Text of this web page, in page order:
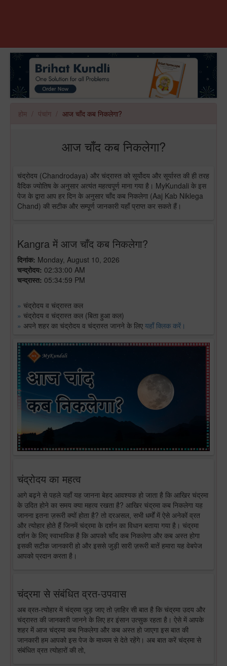
होम पंचांग आज चाँद कब निकलेगा?
आज चाँद कब निकलेगा?
चंद्रोदय (Chandrodaya) और चंद्रास्त को सूर्योदय और सूर्यास्त की ही तरह
वैदिक ज्योतिष के अनुसार अत्यंत महत्वपूर्ण माना गया है। MyKundali के इस
पेज के द्वारा आप हर दिन के अनुसार चाँद कब निकलेगा (Aaj Kab Niklega
Chand) की सटीक और सम्पूर्ण जानकारी यहाँ प्राप्त कर सकते हैं।
Kangra में आज चाँद कब निकलेगा?
दिनांक: Monday, August 10, 2026
चन्द्रोदय: 02:33:00 AM
चन्द्रास्त: 05:34:59 PM
» चंद्रोदय व चंद्रास्त कल
» चंद्रोदय व चंद्रास्त कल (बिता हुआ कल)
» अपने शहर का चंद्रोदय व चंद्रास्त जानने के लिए यहाँ क्लिक करें।
चंद्रोदय का महत्व
आगे बढ़ने से पहले यहाँ यह जानना बेहद आवश्यक हो जाता है कि आखिर चंद्रमा
के उदित होने का समय क्या महत्व रखता है? आखिर चंद्रमा कब निकलेगा यह
जानना इतना ज़रूरी क्यों होता है? तो दरअसल, सभी धर्मों में ऐसे अनेकों व्रत
और त्योहार होते हैं जिनमें चंद्रमा के दर्शन का विधान बताया गया है। चंद्रमा
दर्शन के लिए स्वाभाविक है कि आपको चाँद कब निकलेगा और कब अस्त होगा
इसकी सटीक जानकारी हो और इससे जुड़ी सारी ज़रूरी बातें हमारा यह वेबपेज
आपको प्रदान करता है।
चंद्रमा से संबंधित व्रत-उपवास
अब व्रत-त्योहार में चंद्रमा जुड़ जाए तो ज़ाहिर सी बात है कि चंद्रमा उदय और
चंद्रास्त की जानकारी जानने के लिए हर इंसान उत्सुक रहता है। ऐसे में आपके
शहर में आज चंद्रमा कब निकलेगा और कब अस्त हो जाएगा इस बात की
जानकारी हम आपको इस पेज के माध्यम से देते रहेंगे। अब बात करें चंद्रमा से
संबंधित व्रत त्योहारों की तो,